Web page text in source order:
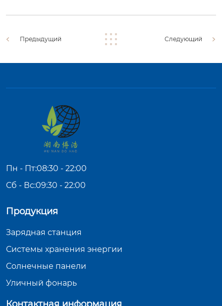
Предыдущий Следующий
Пн - Пт:08:30 - 22:00
Сб - Вс:09:30 - 22:00
Продукция
Зарядная станция
Системы хранения энергии
Солнечные панели
Уличный фонарь